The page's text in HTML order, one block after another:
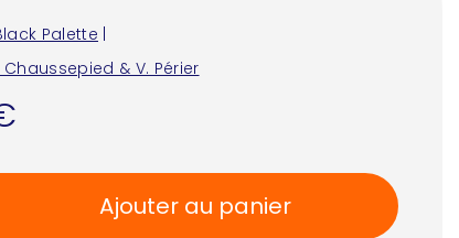
Palette
Chaussepied & V. Périer
Ajouter au panier